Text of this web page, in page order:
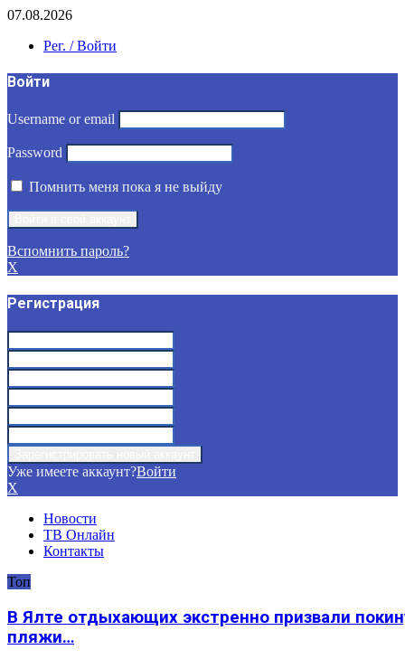
07.08.2026
Рег. / Войти
Войти
Username or email
Password
Помнить меня пока я не выйду
Вспомнить пароль?
X
Регистрация
Уже имеете аккаунт?Войти
X
Новости
ТВ Онлайн
Контакты
Топ
В Ялте отдыхающих экстренно призвали
пляжи…